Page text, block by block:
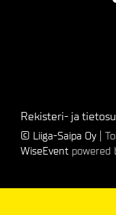
Rekisteri- ja
© Liiga-Saipa Oy |
WiseEvent powered